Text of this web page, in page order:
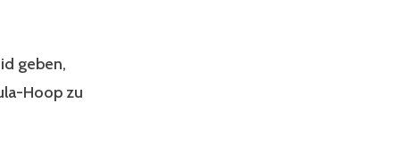
geben,
Hoop zu